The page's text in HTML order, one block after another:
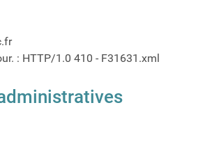
: HTTP/1.0 410 - F31631.xml